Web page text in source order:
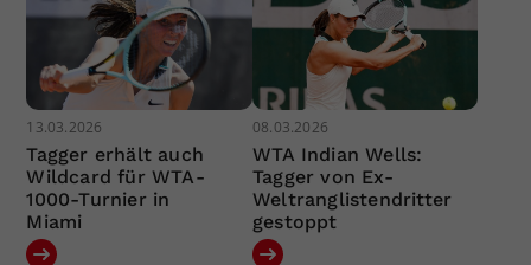
13.03.2026
Tagger erhält auch
Wildcard für WTA-
1000-Turnier in
Miami
08.03.2026
WTA Indian Wells:
Tagger von Ex-
Weltranglistendritter
gestoppt